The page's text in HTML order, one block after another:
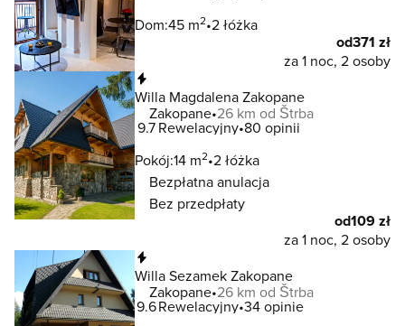
Dom:45 m2 2 łóżka
od371 zł
za 1 noc, 2 osoby
Willa Magdalena Zakopane
Zakopane 26 km od Štrba
9.7Rewelacyjny 80 opinii
Pokój:14 m2 2 łóżka
Bezpłatna anulacja
Bez przedpłaty
od109 zł
za 1 noc, 2 osoby
Willa Sezamek Zakopane
Zakopane 26 km od Štrba
9.6Rewelacyjny 34 opinie